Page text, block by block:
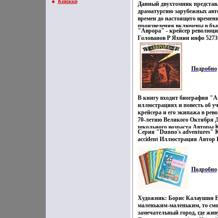
Данный двухтомник
драматургию зарубежных
времен до настоящего
произведения включены в
школы Биографические
критический материал
успешнее овладевать
литературы Что внутри?
"Аврора" - крейсер
Голованов Р Яхнин инфо
Подробно
В книгу входит биография
иллюстрациях и повесть об
крейсера и его экипажа в
70-летию Великого Октября
школьного возраста Авторы
Голованов Р Яхнин.
Серия "Dunno's adventures"
accident Иллюстрация Автор
Подробно
Художник: Борис Калаушин
маленьким-маленьким, то
замечательный город, где